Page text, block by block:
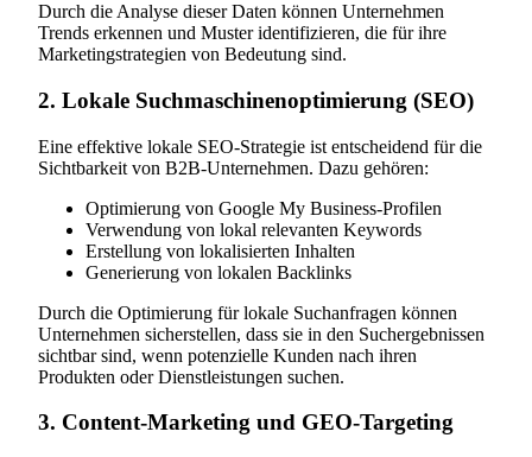
Durch die Analyse dieser Daten können Unternehmen
Trends erkennen und Muster identifizieren, die für ihre
Marketingstrategien von Bedeutung sind.
2. Lokale Suchmaschinenoptimierung (SEO)
Eine effektive lokale SEO-Strategie ist entscheidend für die
Sichtbarkeit von B2B-Unternehmen. Dazu gehören:
Optimierung von Google My Business-Profilen
Verwendung von lokal relevanten Keywords
Erstellung von lokalisierten Inhalten
Generierung von lokalen Backlinks
Durch die Optimierung für lokale Suchanfragen können
Unternehmen sicherstellen, dass sie in den Suchergebnissen
sichtbar sind, wenn potenzielle Kunden nach ihren
Produkten oder Dienstleistungen suchen.
3. Content-Marketing und GEO-Targeting